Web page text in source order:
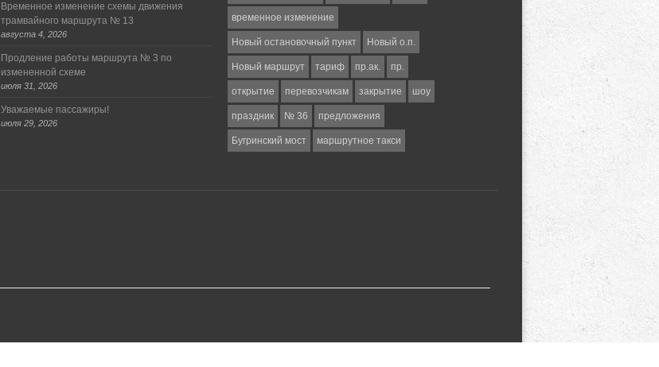
Временное изменение схемы движения
трамвайного маршрута № 13
августа 4, 2026
Продление работы маршрута № 3 по
измененной схеме
июля 31, 2026
Уважаемые пассажиры!
июля 29, 2026
временное изменение
Новый остановочный пункт Новый о.п.
Новый маршрут тариф пр.ак. пр.
открытие перевозчикам закрытие шоу
праздник № 36 предложения
Бугринский мост маршрутное такси